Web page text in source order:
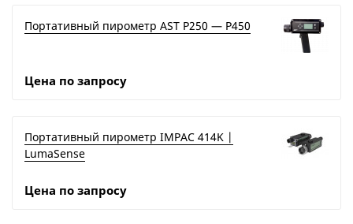
Портативный пирометр AST P250 — P450
Цена по запросу
Портативный пирометр IMPAC 414K |
LumaSense
Цена по запросу